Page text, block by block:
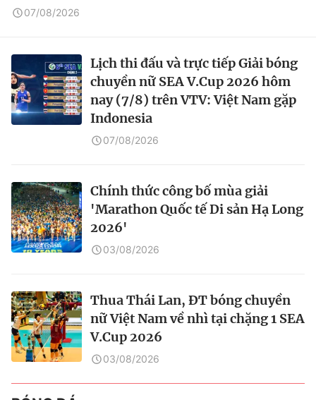
07/08/2026
Lịch thi đấu và trực tiếp Giải bóng
chuyền nữ SEA V.Cup 2026 hôm
nay (7/8) trên VTV: Việt Nam gặp
Indonesia
07/08/2026
Chính thức công bố mùa giải
'Marathon Quốc tế Di sản Hạ Long
2026'
03/08/2026
Thua Thái Lan, ĐT bóng chuyền
nữ Việt Nam về nhì tại chặng 1 SEA
V.Cup 2026
03/08/2026